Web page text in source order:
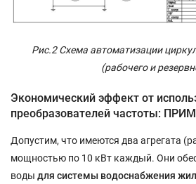
Рис.2 Схема автоматизации
(рабочего и
Экономический эффект от
преобразователей частоты:
Допустим, что имеются два агрегата
мощностью по 10 кВт каждый. Они
воды для системы водоснабжения